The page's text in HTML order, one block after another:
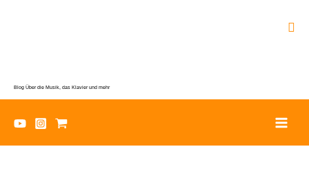
Blog Über die Musik, das Klavier und mehr